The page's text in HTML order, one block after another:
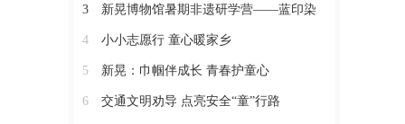
3 新晃博物馆暑期非遗研学营——蓝印染
4 小小志愿行 童心暖家乡
5 新晃：巾帼伴成长 青春护童心
6 交通文明劝导 点亮安全“童”行路